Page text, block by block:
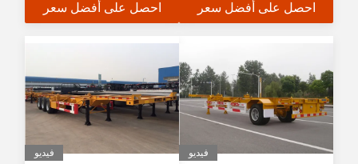
احصل على أفضل سعر
البحري
احصل على أفضل سعر
فيديو فيديو